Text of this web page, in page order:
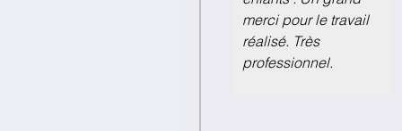
merci pour le travail
réalisé. Très
professionnel.